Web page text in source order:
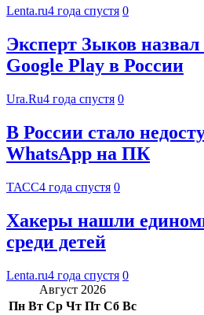
Lenta.ru4 года спустя 0
Эксперт Зыков назвал
Google Play в России
Ura.Ru4 года спустя 0
В России стало
WhatsApp на ПК
ТАСС4 года спустя 0
Хакеры нашли
среди детей
Lenta.ru4 года спустя 0
Август 2026
Пн Вт Ср Чт Пт Сб Вс